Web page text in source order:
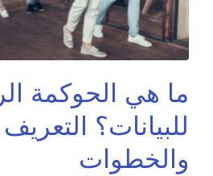
ما هي الحوكمة
للبيانات؟ التعريف
والخطوات